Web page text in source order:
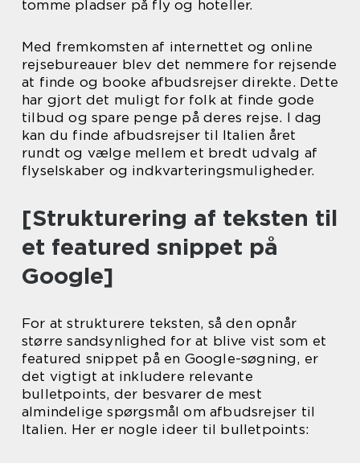
tomme pladser på fly og hoteller.
Med fremkomsten af internettet og online
rejsebureauer blev det nemmere for rejsende
at finde og booke afbudsrejser direkte. Dette
har gjort det muligt for folk at finde gode
tilbud og spare penge på deres rejse. I dag
kan du finde afbudsrejser til Italien året
rundt og vælge mellem et bredt udvalg af
flyselskaber og indkvarteringsmuligheder.
[Strukturering af teksten til
et featured snippet på
Google]
For at strukturere teksten, så den opnår
større sandsynlighed for at blive vist som et
featured snippet på en Google-søgning, er
det vigtigt at inkludere relevante
bulletpoints, der besvarer de mest
almindelige spørgsmål om afbudsrejser til
Italien. Her er nogle ideer til bulletpoints: